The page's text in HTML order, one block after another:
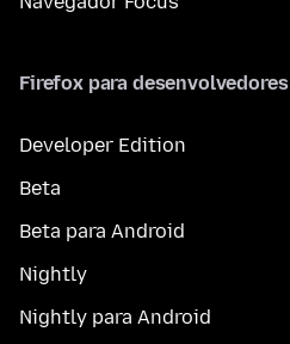
Firefox para desenvolvedores
Developer Edition
Beta
Beta para Android
Nightly
Nightly para Android